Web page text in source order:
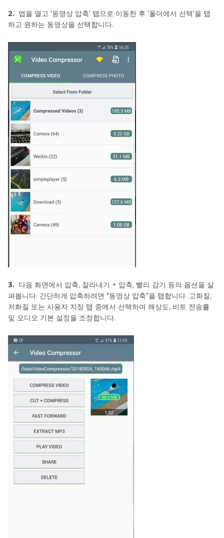
2. 앱을 열고 '동영상 압축' 탭으로 이동한 후 '폴더에서 선택'을 탭
하고 원하는 동영상을 선택합니다.
3. 다음 화면에서 압축, 잘라내기 + 압축, 빨리 감기 등의 옵션을 살
펴봅니다. 간단하게 압축하려면 "동영상 압축"을 탭합니다. 고화질,
저화질 또는 사용자 지정 탭 중에서 선택하여 해상도, 비트 전송률
및 오디오 기본 설정을 조정합니다.